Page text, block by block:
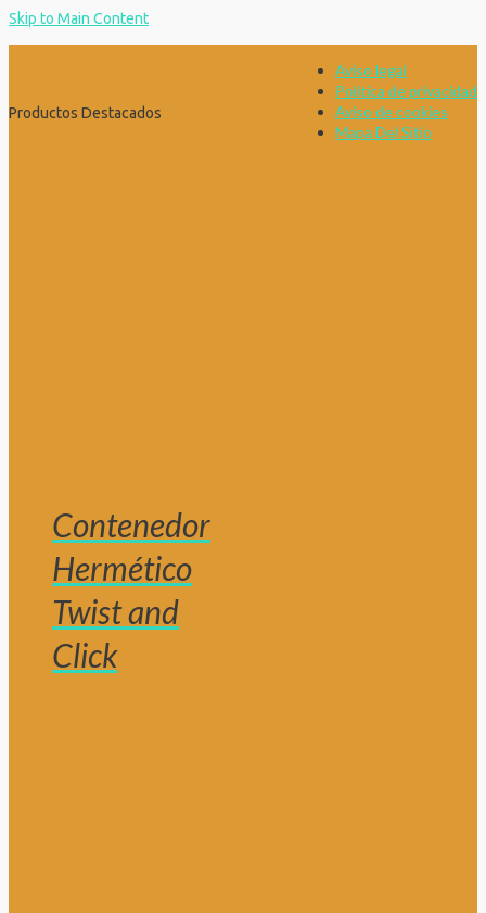
Skip to Main Content
Aviso legal
Política de privacidad
Aviso de cookies
Mapa Del Sitio
Productos Destacados
Contenedor
Hermético
Twist and
Click